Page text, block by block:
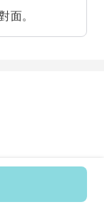
面。